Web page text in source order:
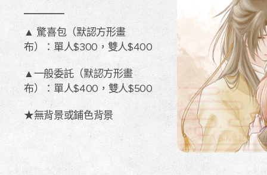
▲ 驚喜包（默認方形˙畫
布）：單人$300，雙人$400
▲一般委託（默認方形˙畫
布）：單人$400，雙人$500
★無背景或鋪色背景